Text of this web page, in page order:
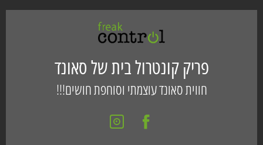
פריק קונטרול בית של סאונד
חווית סאונד עוצמתי וסוחפת חושים!!!